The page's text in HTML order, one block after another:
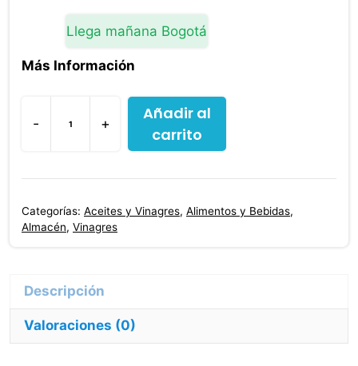
$21,600.00. $20,600.00.
Llega mañana Bogotá
Más Información
-
Vinagre
De
Manzana
Ml
+
Añadir al
carrito
Categorías: Aceites y Vinagres, Alimentos y Bebidas,
Almacén, Vinagres
Valoraciones (0)